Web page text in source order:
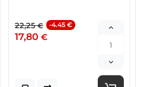
22,25€ -4.45 €
17,80 €